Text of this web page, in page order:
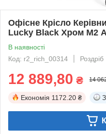
Офісне Крісло
Lucky Black Хром М2
В наявності
Код: r2_rich_00314
Роздріб
12 889,80 ₴ 14
Економія 1172.20 ₴